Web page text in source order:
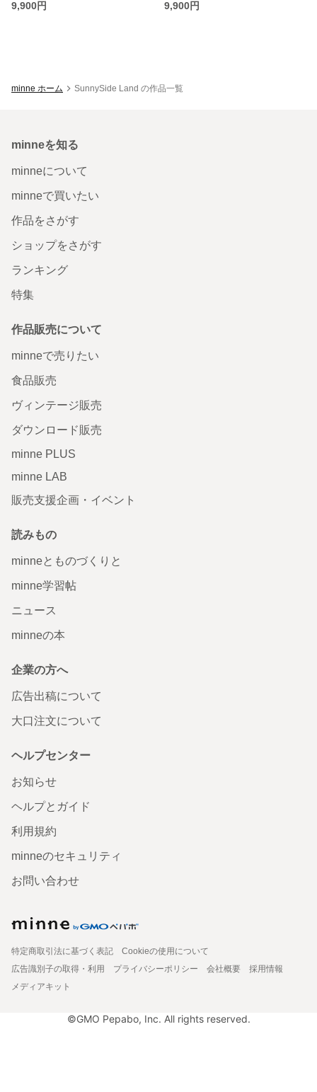
9,900円 9,900円
minne ホーム SunnySide Land の作品一覧
minneを知る
minneについて
minneで買いたい
作品をさがす
ショップをさがす
ランキング
特集
作品販売について
minneで売りたい
食品販売
ヴィンテージ販売
ダウンロード販売
minne PLUS
minne LAB
販売支援企画・イベント
読みもの
minneとものづくりと
minne学習帖
ニュース
minneの本
企業の方へ
広告出稿について
大口注文について
ヘルプセンター
お知らせ
ヘルプとガイド
利用規約
minneのセキュリティ
お問い合わせ
特定商取引法に基づく表記
Cookieの使用について
広告識別子の取得・利用
プライバシーポリシー 会社概要
採用情報
メディアキット
©GMO Pepabo, Inc. All rights reserved.